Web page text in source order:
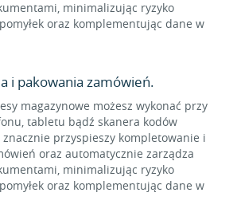
minimalizując ryzyko
oraz komplementując dane w
i pakowania zamówień.
magazynowe możesz wykonać przy
tabletu bądź skanera kodów
znacznie przyspieszy kompletowanie i
oraz automatycznie zarządza
minimalizując ryzyko
oraz komplementując dane w